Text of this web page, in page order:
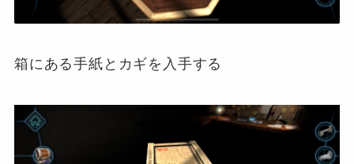
箱にある手紙とカギを入手する